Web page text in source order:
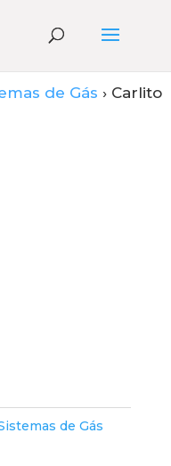
de Gás › Carlito
de Gás